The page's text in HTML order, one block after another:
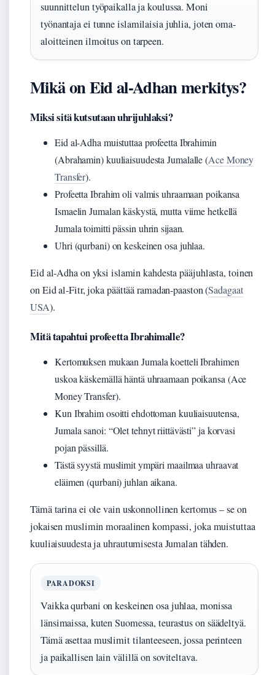
suunnittelun työpaikalla ja koulussa. Moni
työnantaja ei tunne islamilaisia juhlia, joten oma-
aloitteinen ilmoitus on tarpeen.
Mikä on Eid al-Adhan merkitys?
Miksi sitä kutsutaan uhrijuhlaksi?
Eid al-Adha muistuttaa profeetta Ibrahimin
(Abrahamin) kuuliaisuudesta Jumalalle (Ace Money
Transfer).
Profeetta Ibrahim oli valmis uhraamaan poikansa
Ismaelin Jumalan käskystä, mutta viime hetkellä
Jumala toimitti pässin uhrin sijaan.
Uhri (qurbani) on keskeinen osa juhlaa.
Eid al-Adha on yksi islamin kahdesta pääjuhlasta, toinen
on Eid al-Fitr, joka päättää ramadan-paaston (Sadagaat
USA).
Mitä tapahtui profeetta Ibrahimalle?
Kertomuksen mukaan Jumala koetteli Ibrahimen
uskoa käskemällä häntä uhraamaan poikansa (Ace
Money Transfer).
Kun Ibrahim osoitti ehdottoman kuuliaisuutensa,
Jumala sanoi: “Olet tehnyt riittävästi” ja korvasi
pojan pässillä.
Tästä syystä muslimit ympäri maailmaa uhraavat
eläimen (qurbani) juhlan aikana.
Tämä tarina ei ole vain uskonnollinen kertomus – se on
jokaisen muslimin moraalinen kompassi, joka muistuttaa
kuuliaisuudesta ja uhrautumisesta Jumalan tähden.
PARADOKSI
Vaikka qurbani on keskeinen osa juhlaa, monissa
länsimaissa, kuten Suomessa, teurastus on säädeltyä.
Tämä asettaa muslimit tilanteeseen, jossa perinteen
ja paikallisen lain välillä on soviteltava.